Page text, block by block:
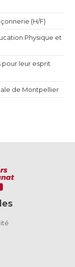
(H/F)
Physique et
pour leur esprit
de Montpellier